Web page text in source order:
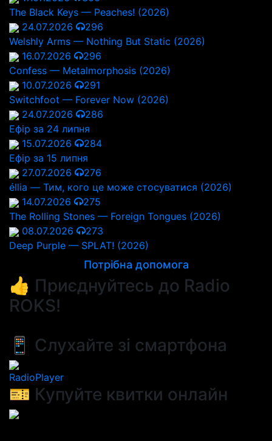
The Black Keys — Peaches! (2026)
24.07.2026
296
Welshly Arms — Nothing But Static (2026)
16.07.2026
296
Confess — Metalmorphosis (2026)
10.07.2026
291
Switchfoot — Forever Now (2026)
24.07.2026
286
Ефір за 24 липня
15.07.2026
284
Ефір за 15 липня
27.07.2026
276
éllia — Тим, кого це може стосуватися (2026)
14.07.2026
275
The Rolling Stones — Foreign Tongues (2026)
08.07.2026
273
Deep Purple — SPLAT! (2026)
Потрібна допомога
👍 Приєднуйтесь до Radio
ROKS!
📱 Слухайте зі смартфона
RadioPlayer
🎫 Купуйте квитки онлайн